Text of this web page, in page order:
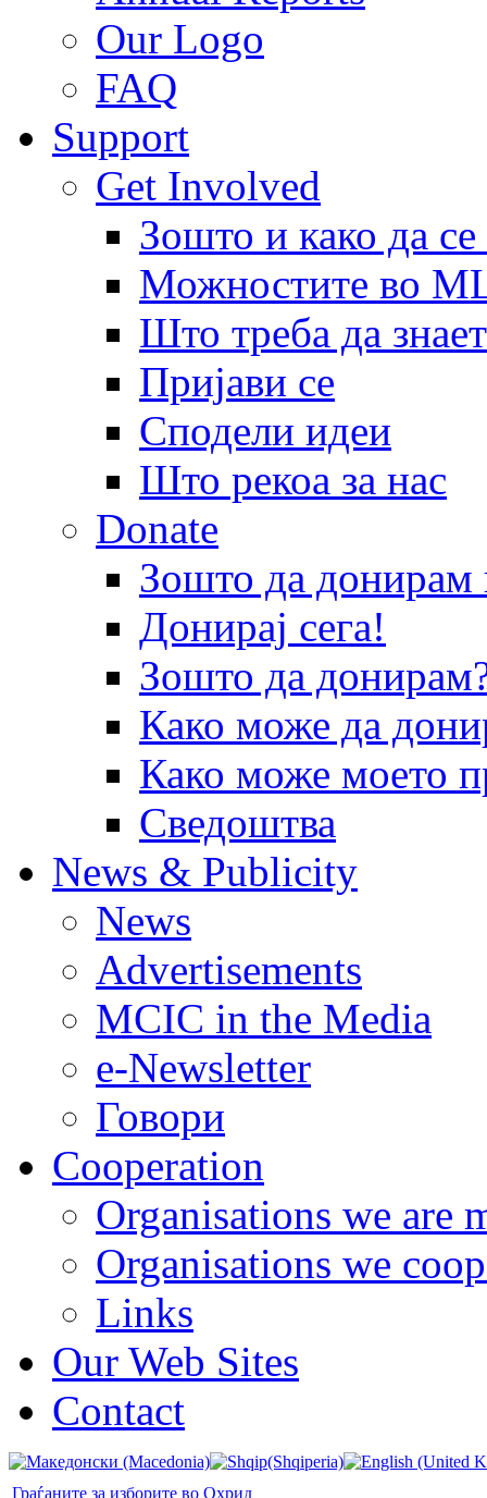
Our Logo
FAQ
Support
Get Involved
Зошто и како да
Можностите во
Што треба да
Пријави се
Сподели идеи
Што рекоа за нас
Donate
Зошто да
Донирај сега!
Зошто да
Како може да
Како може моето
Сведоштва
News & Publicity
News
Advertisements
MCIC in the Media
e-Newsletter
Говори
Cooperation
Organisations we are
Organisations we
Links
Our Web Sites
Contact
Граѓаните за изборите во Охрид